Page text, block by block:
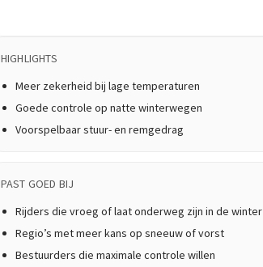
HIGHLIGHTS
Meer zekerheid bij lage temperaturen
Goede controle op natte winterwegen
Voorspelbaar stuur- en remgedrag
PAST GOED BIJ
Rijders die vroeg of laat onderweg zijn in de winter
Regio’s met meer kans op sneeuw of vorst
Bestuurders die maximale controle willen